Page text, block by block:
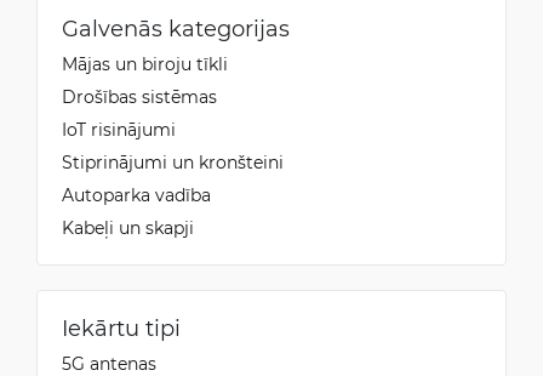
Galvenās kategorijas
Mājas un biroju tīkli
Drošības sistēmas
IoT risinājumi
Stiprinājumi un kronšteini
Autoparka vadība
Kabeļi un skapji
Iekārtu tipi
5G antenas